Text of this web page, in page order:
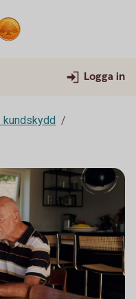
Logga in